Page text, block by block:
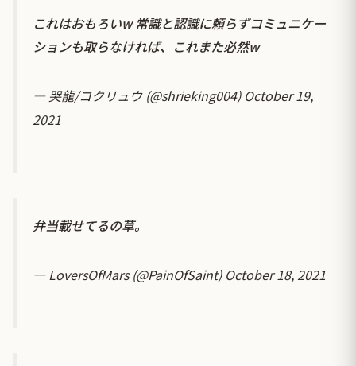
これはおもろいw 常識と認識に頼らずコミュニケー
ションも取らなければ、これまた必然w
— 哭龍/コクリュウ (@shrieking004) October 19,
2021
弁当載せてるの草。
— LoversOfMars (@PainOfSaint) October 18, 2021